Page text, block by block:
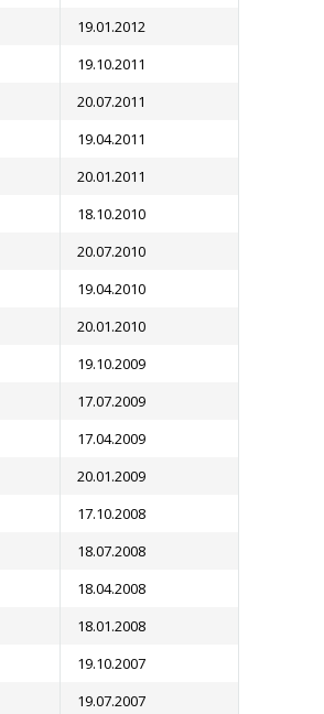
19.01.2012
19.10.2011
20.07.2011
19.04.2011
20.01.2011
18.10.2010
20.07.2010
19.04.2010
20.01.2010
19.10.2009
17.07.2009
17.04.2009
20.01.2009
17.10.2008
18.07.2008
18.04.2008
18.01.2008
19.10.2007
19.07.2007